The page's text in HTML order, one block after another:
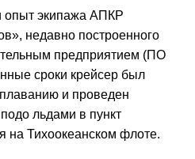
опыт экипажа АПКР
недавно построенного
предприятием (ПО
сроки крейсер был
и проведен
льдами в пункт
на Тихоокеанском флоте.